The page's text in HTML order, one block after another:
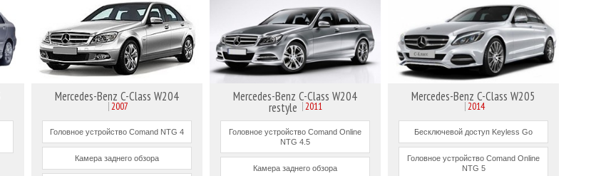
Mercedes-Benz C-Class W204
2007
Головное устройство Comand NTG 4
Камера заднего обзора
Mercedes-Benz C-Class W204
restyle 2011
Головное устройство Comand Online
NTG 4.5
Камера заднего обзора
Mercedes-Benz C-Class W205
2014
Бесключевой доступ Keyless Go
Головное устройство Comand Online
NTG 5